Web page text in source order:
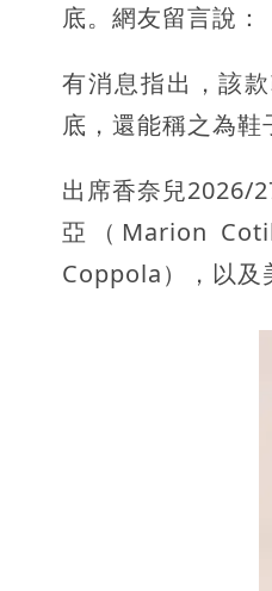
底。網友留言說：
有消息指出，該
底，還能稱之為鞋
出席香奈兒2026/
亞（Marion
Coppola），以及